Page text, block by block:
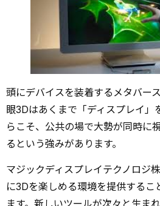
頭にデバイスを装着するメタバー
眼3Dはあくまで「ディスプレイ」
らこそ、公共の場で大勢が同時に
るという強みがあります。
マジックディスプレイテクノロジ
に3Dを楽しめる環境を提供するこ